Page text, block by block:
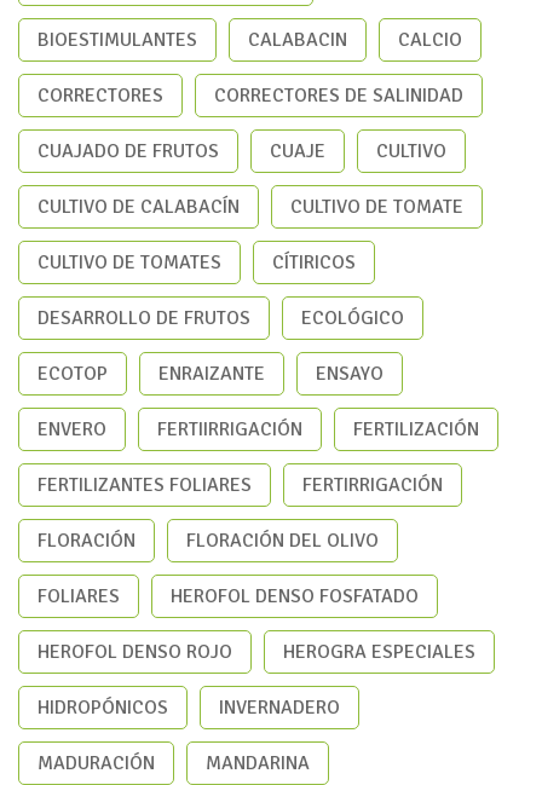
BIOESTIMULANTES CALABACIN CALCIO
CORRECTORES CORRECTORES DE SALINIDAD
CUAJADO DE FRUTOS CUAJE CULTIVO
CULTIVO DE CALABACÍN CULTIVO DE TOMATE
CULTIVO DE TOMATES CÍTIRICOS
DESARROLLO DE FRUTOS ECOLÓGICO
ECOTOP ENRAIZANTE ENSAYO
ENVERO FERTIIRRIGACIÓN FERTILIZACIÓN
FERTILIZANTES FOLIARES FERTIRRIGACIÓN
FLORACIÓN FLORACIÓN DEL OLIVO
FOLIARES HEROFOL DENSO FOSFATADO
HEROFOL DENSO ROJO HEROGRA ESPECIALES
HIDROPÓNICOS INVERNADERO
MADURACIÓN MANDARINA